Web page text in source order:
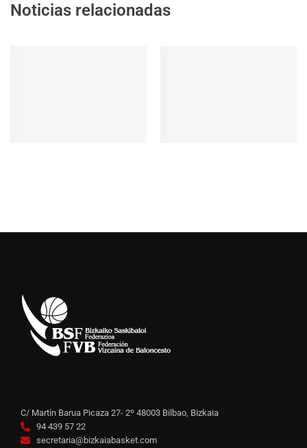
Noticias relacionadas
C/ Martín Barua Picaza 27- 2º 48003 Bilbao, Bizkaia
94 439 57 22
secretaria@bizkaiabasket.com